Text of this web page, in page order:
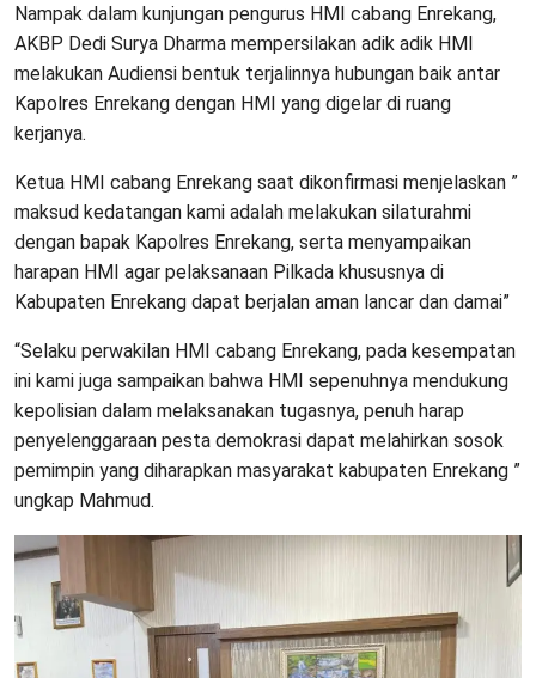
Nampak dalam kunjungan pengurus HMI cabang Enrekang,
AKBP Dedi Surya Dharma mempersilakan adik adik HMI
melakukan Audiensi bentuk terjalinnya hubungan baik antar
Kapolres Enrekang dengan HMI yang digelar di ruang
kerjanya.
Ketua HMI cabang Enrekang saat dikonfirmasi menjelaskan ”
maksud kedatangan kami adalah melakukan silaturahmi
dengan bapak Kapolres Enrekang, serta menyampaikan
harapan HMI agar pelaksanaan Pilkada khususnya di
Kabupaten Enrekang dapat berjalan aman lancar dan damai”
“Selaku perwakilan HMI cabang Enrekang, pada kesempatan
ini kami juga sampaikan bahwa HMI sepenuhnya mendukung
kepolisian dalam melaksanakan tugasnya, penuh harap
penyelenggaraan pesta demokrasi dapat melahirkan sosok
pemimpin yang diharapkan masyarakat kabupaten Enrekang ”
ungkap Mahmud.